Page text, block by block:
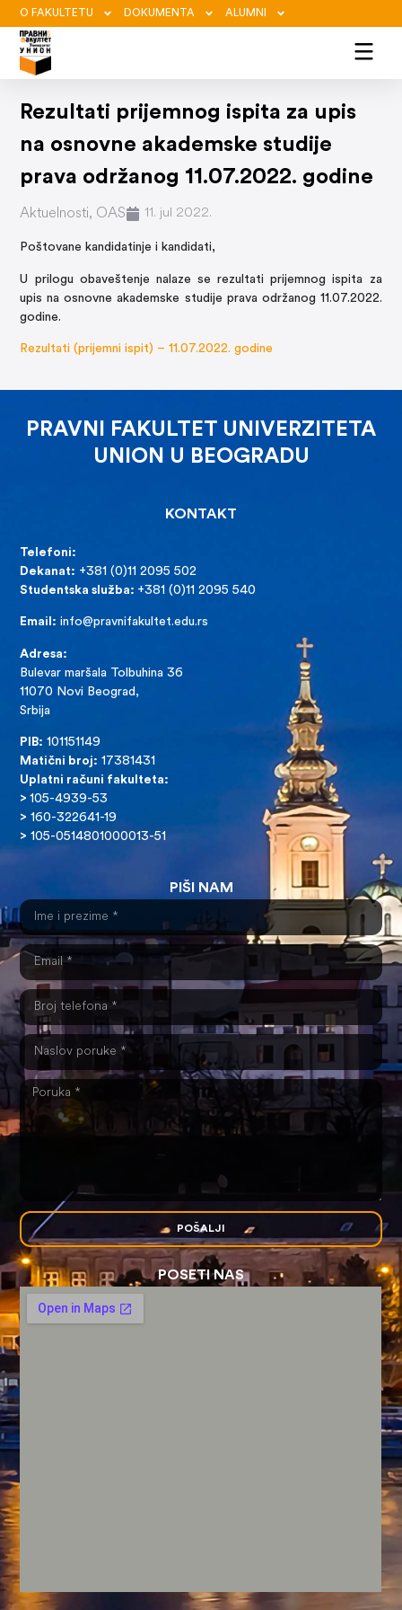
O FAKULTETU DOKUMENTA ALUMNI
Rezultati prijemnog ispita za upis
na osnovne akademske studije
prava održanog 11.07.2022. godine
Aktuelnosti, OAS 11. jul 2022.
Poštovane kandidatinje i kandidati,
U prilogu obaveštenje nalaze se rezultati prijemnog ispita za
upis na osnovne akademske studije prava održanog 11.07.2022.
godine.
Rezultati (prijemni ispit) – 11.07.2022. godine
PRAVNI FAKULTET UNIVERZITETA
UNION U BEOGRADU
KONTAKT
Telefoni:
Dekanat: +381 (0)11 2095 502
Studentska služba: +381 (0)11 2095 540
Email: info@pravnifakultet.edu.rs
Adresa:
Bulevar maršala Tolbuhina 36
11070 Novi Beograd,
Srbija
PIB: 101151149
Matični broj: 17381431
Uplatni računi fakulteta:
>105-4939-53
> 160-322641-19
> 105-0514801000013-51
PIŠI NAM
POŠALJI
POSETI NAS